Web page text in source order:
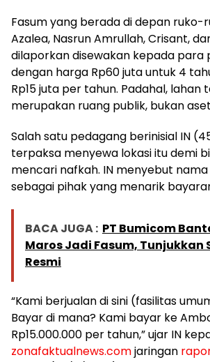
Fasum yang berada di depan ruko-
Azalea, Nasrun Amrullah, Crisant,
dilaporkan disewakan kepada para
dengan harga Rp60 juta untuk 4
Rp15 juta per tahun. Padahal, lahan
merupakan ruang publik, bukan
Salah satu pedagang berinisial IN
terpaksa menyewa lokasi itu demi
mencari nafkah. IN menyebut nama
sebagai pihak yang menarik
BACA JUGA : PT Bumicom
Maros Jadi Fasum, Tunjukkan
Resmi
“Kami berjualan di sini (fasilitas
Bayar di mana? Kami bayar ke
Rp15.000.000 per tahun,” ujar IN
zonafaktualnews.comjaringan